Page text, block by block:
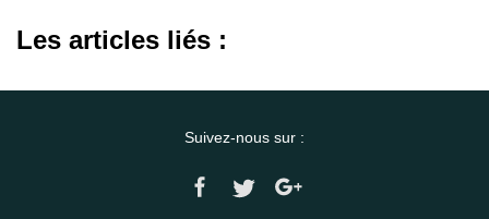
Les articles liés :
Suivez-nous sur :